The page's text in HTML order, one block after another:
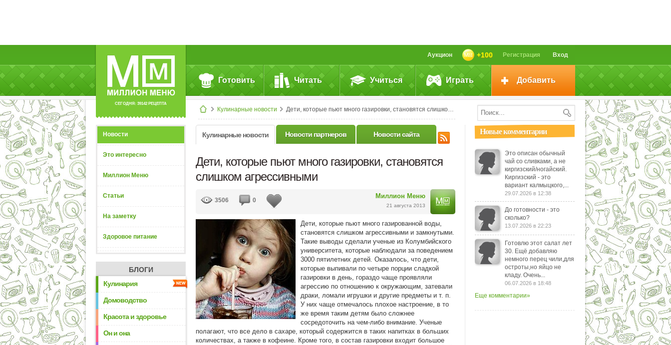
СЕГОДНЯ: 39142 РЕЦЕПТА
Вход
Регистрация
+100
Аукцион
Готовить Читать Учиться Играть Добавить
Кулинарные новости Дети, которые пьют много газировки, становятся слишком агрессивными
Новости
Это интересно
Миллион Меню
Статьи
На заметку
Здоровое питание
БЛОГИ
Кулинария
Домоводство
Красота и здоровье
Он и она
Кулинарные новости Новости партнеров Новости сайта
Дети, которые пьют много газировки, становятся
слишком агрессивными
Миллион Меню
21 августа 2013
3506 0
Дети, которые пьют много газированной воды,
становятся слишком агрессивными и замкнутыми.
Такие выводы сделали ученые из Колумбийского
университета, которые наблюдали за поведением
3000 пятилетних детей. Оказалось, что дети,
которые выпивали по четыре порции сладкой
газировки в день, гораздо чаще проявляли
агрессию по отношению к окружающим, затевали
драки, ломали игрушки и другие предметы и т. п.
У них чаще отмечалось плохое настроение, в то
же время таким детям было сложнее
сосредоточить на чем-либо внимание. Ученые
полагают, что все дело в сахаре, который содержится в таких напитках в больших
количествах, а также в кофеине. Кроме того, в состав газировки входит большое
Новые комментарии
Это описан обычный
чай со сливками, а не
киргизский/ногайский.
Киргизский - это
вариант калмыцкого,...
29.07.2026 в 12:38
До готовности - это
сколько?
13.07.2026 в 22:23
Готовлю этот салат лет
30. Ещё добавляю
немного перец чили,для
остроты,но яйцо не
кладу. Очень...
06.07.2026 в 18:48
Еще комментарии»